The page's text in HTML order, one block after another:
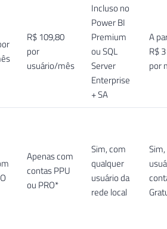
R$ 109,80
por
usuário/mês
Incluso no
Power BI
Premium
ou SQL
Server
Enterprise
+ SA
A
R$
por
Apenas com
contas PPU
ou PRO*
Sim, com
qualquer
usuário da
rede local